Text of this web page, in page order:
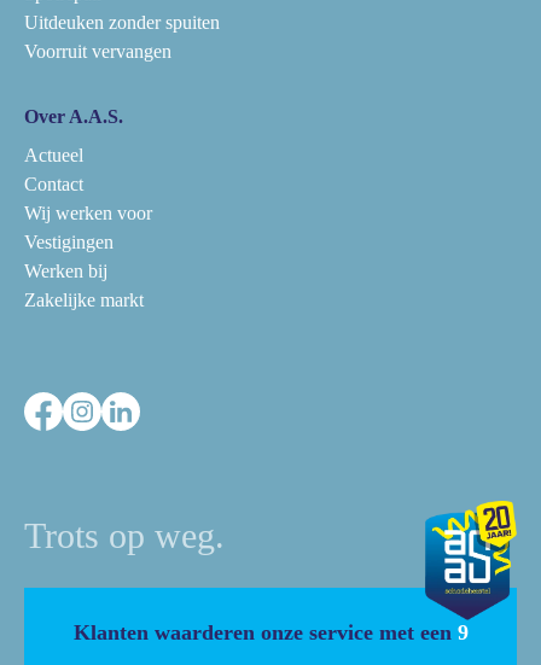
Uitdeuken zonder spuiten
Voorruit vervangen
Over A.A.S.
Actueel
Contact
Wij werken voor
Vestigingen
Werken bij
Zakelijke markt
Trots op weg.
Klanten waarderen onze service met een 9